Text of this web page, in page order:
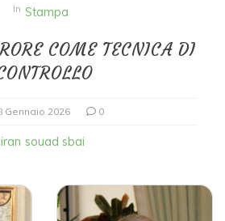
In Stampa
COME TECNICA DI
Gennaio 2026 0
iran souad sbai